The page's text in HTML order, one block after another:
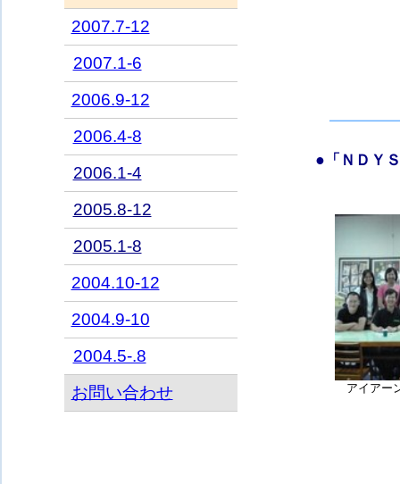
2007.7-12
2007.1-6
2006.9-12
2006.4-8
2006.1-4
2005.8-12
2005.1-8
2004.10-12
2004.9-10
2004.5-.8
お問い合わせ
● 「 ＮＤＹ
アイアー